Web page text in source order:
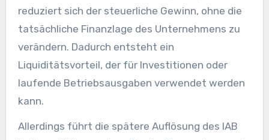
reduziert sich der steuerliche Gewinn, ohne die
tatsächliche Finanzlage des Unternehmens zu
verändern. Dadurch entsteht ein
Liquiditätsvorteil, der für Investitionen oder
laufende Betriebsausgaben verwendet werden
kann.
Allerdings führt die spätere Auflösung des IAB